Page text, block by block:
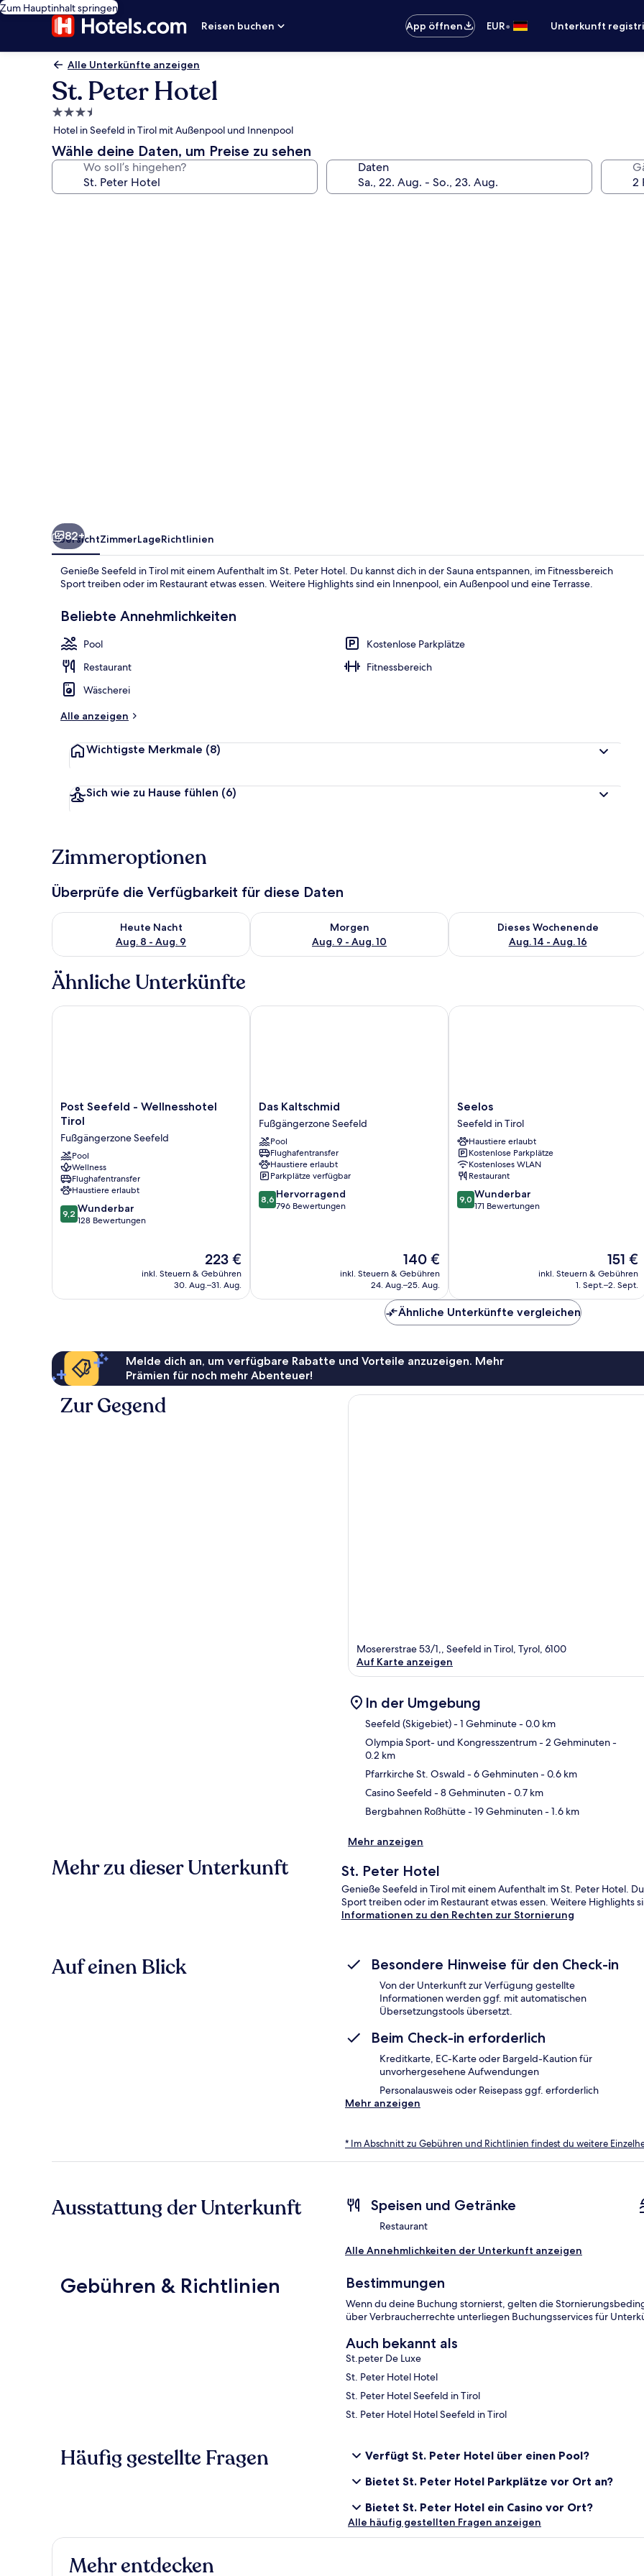
Zum Hauptinhalt springen
Reisen buchen
App öffnen EUR• Unterkunft
Alle Unterkünfte anzeigen
St. Peter Hotel
3.5-
Sterne-
Unterkunft
Hotel in Seefeld in Tirol mit Außenpool und Innenpool
Wähle deine Daten, um Preise zu sehen
Wo soll’s hingehen? Daten
82+
ÜbersichtZimmerLageRichtlinien
Genieße Seefeld in Tirol mit einem Aufenthalt im St. Peter Hotel. Du kannst dich in der Sauna entspannen, im Fitnessbereich
Sport treiben oder im Restaurant etwas essen. Weitere Highlights sind ein Innenpool, ein Außenpool und eine Terrasse.
Beliebte Annehmlichkeiten
Pool
Kostenlose Parkplätze
Restaurant
Fitnessbereich
Wäscherei
Alle anzeigen
Wichtigste Merkmale (8)
Sich wie zu Hause fühlen (6)
Zimmeroptionen
Überprüfe die Verfügbarkeit für diese Daten
Heute Nacht
Aug. 8 - Aug. 9
Überprüfe die Verfügbarkeit für heute Nacht, Aug. 8 - Aug. 9.
Morgen
Aug. 9 - Aug. 10
Überprüfe die Verfügbarkeit für morgen, Aug. 9 - Aug. 10.
Dieses Wochenende
Aug. 14 - Aug. 16
Überprüfe die Verfügbarkeit für
Ähnliche Unterkünfte
Post
Seefeld
Wellnesshotel
Tirol
Fußgängerzone
Seefeld
Post Seefeld - Wellnesshotel
Tirol
Fußgängerzone Seefeld
Pool
Wellness
Flughafentransfer
Haustiere erlaubt
9.2
von
9,2 Wunderbar
128 Bewertungen
Der
Preis
beträgt
223 €
inkl. Steuern & Gebühren
30. Aug.–31. Aug.
Post Seefeld - Wellnesshotel Tirol
Das
Kaltschmid
Fußgängerzone
Seefeld
Das Kaltschmid
Fußgängerzone Seefeld
Pool
Flughafentransfer
Haustiere erlaubt
Parkplätze verfügbar
8.6
von
8,6 Hervorragend
796 Bewertungen
Der
Preis
beträgt
140 €
inkl. Steuern & Gebühren
24. Aug.–25. Aug.
Das Kaltschmid
Seelos
Seefeld
in
Tirol
Seelos
Seefeld in Tirol
Haustiere erlaubt
Kostenlose Parkplätze
Kostenloses WLAN
Restaurant
9.0
von
9,0 Wunderbar
171 Bewertungen
Der
Preis
beträgt
151 €
inkl. Steuern & Gebühren
1. Sept.–2. Sept.
Seelos
Ähnliche Unterkünfte vergleichen
Melde dich an, um verfügbare Rabatte und Vorteile anzuzeigen. Mehr
Prämien für noch mehr Abenteuer!
Zur Gegend
Mosererstrae 53/1,, Seefeld in Tirol, Tyrol, 6100
Auf Karte anzeigen
In der Umgebung
Seefeld (Skigebiet)- 1 Gehminute- 0.0 km
Olympia Sport- und Kongresszentrum- 2 Gehminuten-
0.2 km
Pfarrkirche St. Oswald - 6 Gehminuten- 0.6 km
Casino Seefeld - 8 Gehminuten- 0.7 km
Bergbahnen Roßhütte- 19 Gehminuten- 1.6 km
Mehr anzeigen
Mehr zu dieser Unterkunft St. Peter Hotel
Genieße Seefeld in Tirol mit einem Aufenthalt im St. Peter Hotel.
Sport treiben oder im Restaurant etwas essen. Weitere Highlights
Informationen zu den Rechten zur Stornierung
Auf einen Blick Besondere Hinweise für den Check-in
Von der Unterkunft zur Verfügung gestellte
Informationen werden ggf. mit automatischen
Übersetzungstools übersetzt.
Beim Check-in erforderlich
Kreditkarte, EC-Karte oder Bargeld-Kaution für
unvorhergesehene Aufwendungen
Personalausweis oder Reisepass ggf. erforderlich
Mehr anzeigen
* Im Abschnitt zu Gebühren und Richtlinien findest du weitere
Ausstattung der Unterkunft Speisen und Getränke
Restaurant
Alle Annehmlichkeiten der Unterkunft anzeigen
Gebühren & Richtlinien Bestimmungen
Wenn du deine Buchung stornierst, gelten die
über Verbraucherrechte unterliegen Buchungsservices für
Auch bekannt als
St.peter De Luxe
St. Peter Hotel Hotel
St. Peter Hotel Seefeld in Tirol
St. Peter Hotel Hotel Seefeld in Tirol
Häufig gestellte Fragen
Verfügt St. Peter Hotel über einen Pool?
Bietet St. Peter Hotel Parkplätze vor Ort an?
Bietet St. Peter Hotel ein Casino vor Ort?
Alle häufig gestellten Fragen anzeigen
Mehr entdecken